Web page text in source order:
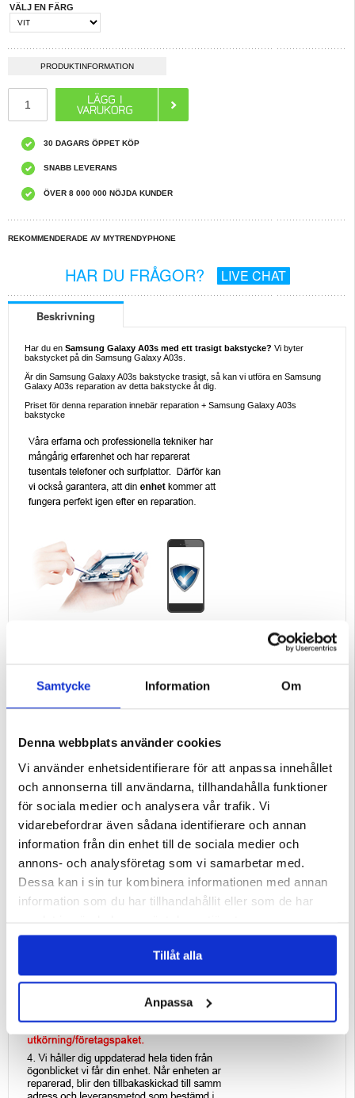
Samtycke Information Om
Denna webbplats använder cookies
Vi använder enhetsidentifierare för att anpassa innehållet
och annonserna till användarna, tillhandahålla funktioner
för sociala medier och analysera vår trafik. Vi
vidarebefordrar även sådana identifierare och annan
information från din enhet till de sociala medier och
annons- och analysföretag som vi samarbetar med.
Dessa kan i sin tur kombinera informationen med annan
information som du har tillhandahållit eller som de har
Tillåt alla
Anpassa
VÄLJ EN FÄRG
PRODUKTINFORMATION
30 DAGARS ÖPPET KÖP
SNABB LEVERANS
ÖVER 8 000 000 NÖJDA KUNDER
REKOMMENDERADE AV MYTRENDYPHONE
HAR DU FRÅGOR? LIVE CHAT
Beskrivning
Har du en Samsung Galaxy A03s med ett trasigt bakstycke? Vi byter
bakstycket på din Samsung Galaxy A03s.
Är din Samsung Galaxy A03s bakstycke trasigt, så kan vi utföra en Samsung
Galaxy A03s reparation av detta bakstycke åt dig.
Priset för denna reparation innebär reparation + Samsung Galaxy A03s
bakstycke